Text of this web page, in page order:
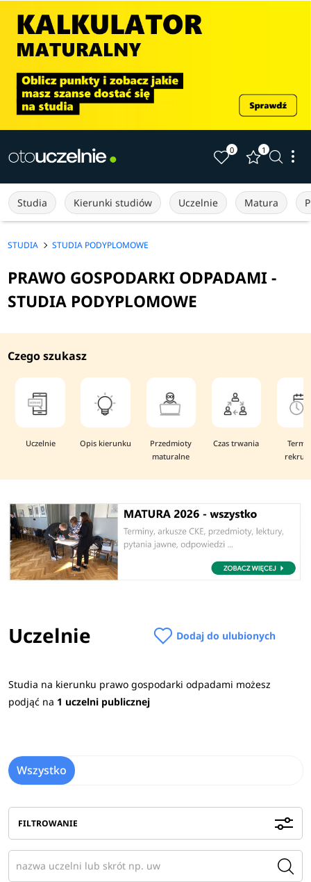
0 1
Studia Kierunki studiów Uczelnie Matura
STUDIA STUDIA PODYPLOMOWE
PRAWO GOSPODARKI ODPADAMI -
STUDIA PODYPLOMOWE
Czego szukasz
Uczelnie Opis kierunku
Przedmioty
maturalne
Czas trwania
Uczelnie Dodaj do ulubionych
Studia na kierunku prawo gospodarki odpadami możesz
podjąć na 1 uczelni publicznej
Wszystko
FILTROWANIE